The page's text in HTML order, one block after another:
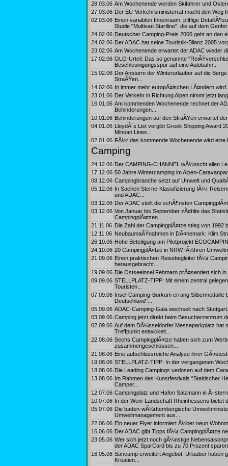
28.03.06 Am Wochenende werden Skifahrer und
27.03.06 Der EU-Verkehrsministerrat macht den
02.03.06 Einen variablen Innenraum, pfiffige
Studie "Multivan Startline", die auf dem
24.02.06 Deutscher Camping-Preis 2006 geht an den
24.02.06 Der ADAC hat seine Touristik-Bilanz 2005
23.02.06 Am Wochenende erwartet der ADAC wieder
17.02.06 OLG-Urteil: Das so genannte
Beschleunigungsspur auf eine Autobahn...
15.02.06 Der Ansturm der Winterurlauber auf die
StraÃŸen...
14.02.06 In immer mehr europÃ¤ischen LÃ¤ndern
23.01.06 Der Verkehr in Richtung Alpen nimmt jetzt
16.01.06 Am kommenden Wochenende rechnet der
Behinderungen...
10.01.06 Behinderungen auf den StraÃŸen erwartet
04.01.06 LloydÂ´s List vergibt Greek Shipping Award
Minoan Lines...
02.01.06 FÃ¼r das kommende Wochenende wird
Camping
24.12.06 Der CAMPING-CHANNEL wÃ¼nscht allen
17.12.06 50 Jahre Wintercamping im Alpen-
08.12.06 Campingbranche setzt auf Umwelt und
05.12.06 In Sachen Sterne-Klassifizierung fÃ¼r
und ADAC...
03.12.06 Der ADAC stellt die schÃ¶nsten
03.12.06 Von Januar bis September zÃ¤hlte das
CampingplÃ¤tzen...
21.11.06 Die Zahl der CampingplÃ¤tze stieg von 1992
12.11.06 NeubaumaÃŸnahmen in DÃ¤nemark: Klim
26.10.06 Hohe Beteiligung am Pilotprojekt
24.10.06 20 CampingplÃ¤tze in NRW fÃ¼hren
21.09.06 Einen praktischen Reisebegleiter fÃ¼r
herausgebracht...
19.09.06 Die Ostseeinsel Fehmarn prÃ¤sentiert sich
09.09.06 STELLPLATZ-TIPP: Mit einem zentral
Touristen...
07.09.06 Insel-Camping-Borkum errang Silbermedaille
Deutschland"...
05.09.06 ADAC-Camping-Gala wechselt nach
03.09.06 Camping jetzt direkt beim Besucherzentrum
02.09.06 Auf dem DÃ¼sseldorfer Messeparkplatz hat
Treffpunkt entwickelt...
22.08.06 Sechs CampingplÃ¤tze haben sich zum
zusammengeschlossen...
21.08.06 Eine aufschlussreiche Analyse ihrer
19.08.06 STELLPLATZ-TIPP: In der vergangenen
18.08.06 Die Leading Campings verlosen auf dem
13.08.06 Im Rahmen des Kunstfestivals "Steirischer
Camper...
12.07.06 Campingplatz und Hafen Salzmann in
10.07.06 In der Wein-Landschaft Rheinhessens bietet
05.07.06 Die baden-wÃ¼rttembergische
Umweltmanagement aus...
22.06.06 Ein neuer Flyer informiert Ã¼ber neun
16.06.06 Der ADAC gibt Tipps fÃ¼r CampingplÃ¤tze
23.05.06 Wer sich jetzt noch gÃ¼nstige
der ADAC SparCard bis zu 70 Prozent
16.05.06 Suncamp erweitert Angebot: Urlauber haben
Kroatien...